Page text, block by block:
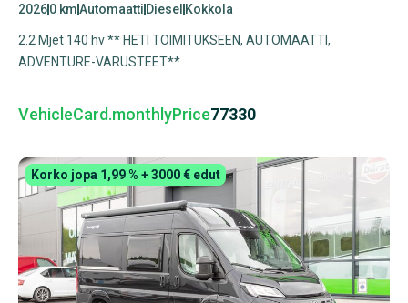
20260 kmAutomaatti Diesel Kokkola
2.2 Mjet 140 hv ** HETI TOIMITUKSEEN, AUTOMAATTI,
ADVENTURE-VARUSTEET**
VehicleCard.monthlyPrice77330
Korko jopa 1,99 % + 3000 € edut